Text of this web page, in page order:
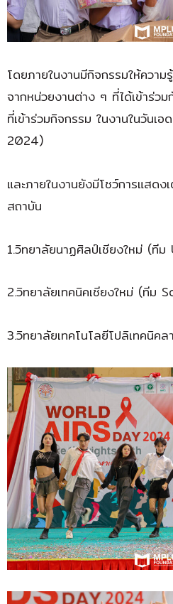
โดยภายในงานมีกิจกรรมให้ควา
จากหน่วยงานต่าง ๆ ที่ได้เข้าร่ว
ที่เข้าร่วมกิจกรรม ในงานในวันเ
2024)
และภายในงานยังมีโชว์การแสด
สถาบัน
1.วิทยาลัยนาฏศิลป์เชียงใหม่ (ทีม
2.วิทยาลัยเทคนิคเชียงใหม่ (ทีม
3.วิทยาลัยเทคโนโลยีโปลิเทคนิค